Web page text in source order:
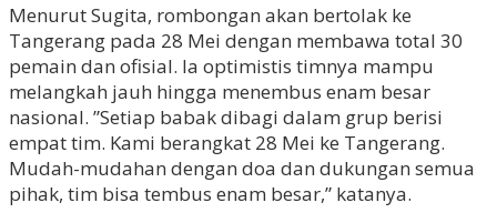
Menurut Sugita, rombongan akan bertolak ke
Tangerang pada 28 Mei dengan membawa total 30
pemain dan ofisial. Ia optimistis timnya mampu
melangkah jauh hingga menembus enam besar
nasional. ”Setiap babak dibagi dalam grup berisi
empat tim. Kami berangkat 28 Mei ke Tangerang.
Mudah-mudahan dengan doa dan dukungan semua
pihak, tim bisa tembus enam besar,” katanya.